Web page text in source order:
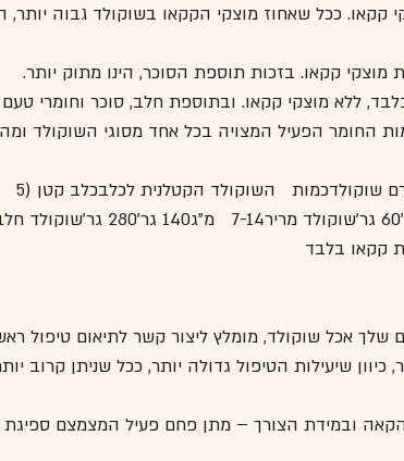
לפחות 35% מוצקי קקאו. ככל שאחוז מוצקי הקקאו בשוקולד גבוה
קקאו. בזכות תוספת הסוכר, הינו מתוק יותר.
ללא מוצקי קקאו. ובתוספת חלב, סוכר וחומרי טעם
החומר הפעיל המצויה בכל אחד מסוגי השוקולד
אכל שוקולד, מומלץ ליצור קשר לתיאום טיפול
שיעילות הטיפול גדולה יותר, ככל שניתן קרוב
הקאה ובמידת הצורך – מתן פחם פעיל המצמצם